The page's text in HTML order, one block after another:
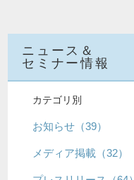
ニュース＆
セミナー情報
カテゴリ別
お知らせ（39）
メディア掲載（32）